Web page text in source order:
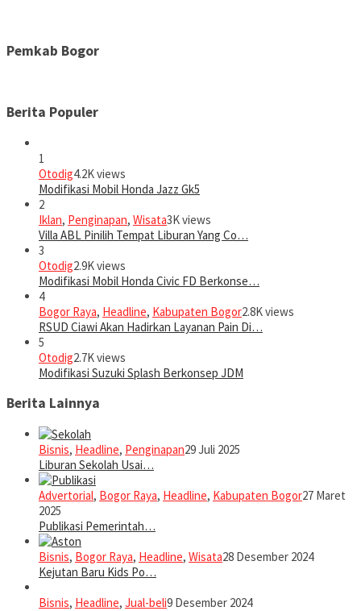
Pemkab Bogor
Berita Populer
1
Otodig4.2K views
Modifikasi Mobil Honda Jazz Gk5
2
Iklan, Penginapan, Wisata3K views
Villa ABL Pinilih Tempat Liburan Yang Co…
3
Otodig2.9K views
Modifikasi Mobil Honda Civic FD Berkonse…
4
Bogor Raya, Headline, Kabupaten Bogor2.8K views
RSUD Ciawi Akan Hadirkan Layanan Pain Di…
5
Otodig2.7K views
Modifikasi Suzuki Splash Berkonsep JDM
Berita Lainnya
Bisnis, Headline, Penginapan29 Juli 2025
Liburan Sekolah Usai…
Advertorial, Bogor Raya, Headline, Kabupaten Bogor27 Maret
2025
Publikasi Pemerintah…
Bisnis, Bogor Raya, Headline, Wisata28 Desember 2024
Kejutan Baru Kids Po…
Bisnis, Headline, Jual-beli9 Desember 2024